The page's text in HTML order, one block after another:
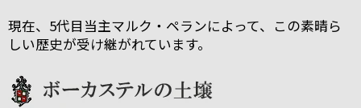
現在、5代目当主マルク・ペランによって、この素晴ら
しい歴史が受け継がれています。